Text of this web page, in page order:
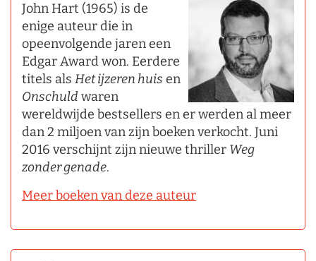
John Hart (1965) is de
enige auteur die in
opeenvolgende jaren een
Edgar Award won. Eerdere
titels als Het ijzeren huis en
Onschuld waren
wereldwijde bestsellers en er werden al meer
dan 2 miljoen van zijn boeken verkocht. Juni
2016 verschijnt zijn nieuwe thriller Weg
zonder genade.
Meer boeken van deze auteur